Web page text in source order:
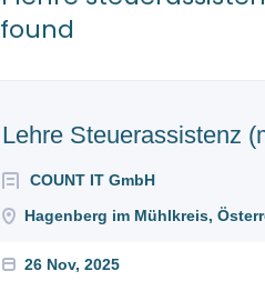
found
Lehre Steuerassistenz
COUNT IT GmbH
Hagenberg im Mühlkreis,
26 Nov, 2025